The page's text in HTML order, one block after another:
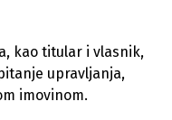
kao titular i vlasnik,
upravljanja,
imovinom.